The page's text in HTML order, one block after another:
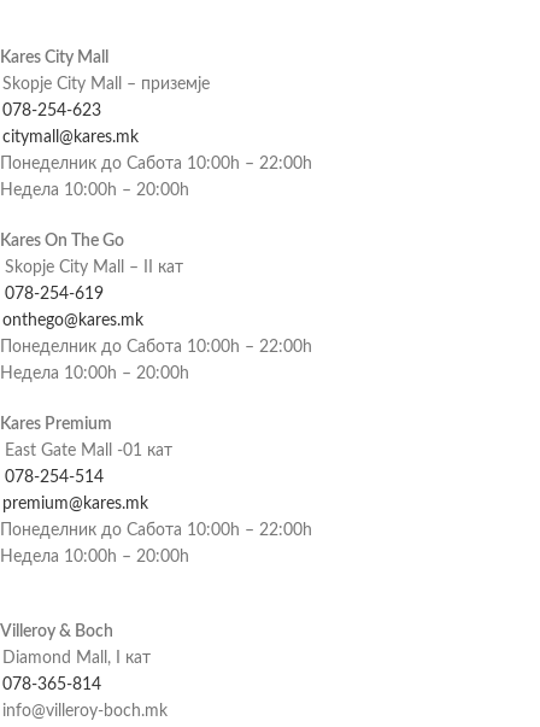
Kares City Mall
Skopje City Mall – приземје
078-254-623
citymall@kares.mk
Понеделник до Сабота 10:00h – 22:00h
Недела 10:00h – 20:00h
Kares On The Go
Skopje City Mall – II кат
078-254-619
onthego@kares.mk
Понеделник до Сабота 10:00h – 22:00h
Недела 10:00h – 20:00h
Kares Premium
East Gate Mall -01 кат
078-254-514
premium@kares.mk
Понеделник до Сабота 10:00h – 22:00h
Недела 10:00h – 20:00h
Villeroy & Boch
Diamond Mall, I кат
078-365-814
info@villeroy-boch.mk